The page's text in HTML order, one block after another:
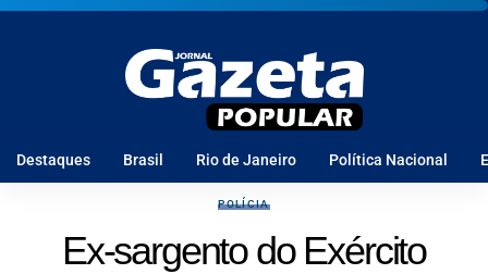
Destaques Brasil Rio de Janeiro Política Nacional
POLÍCIA
Ex-sargento do Exército